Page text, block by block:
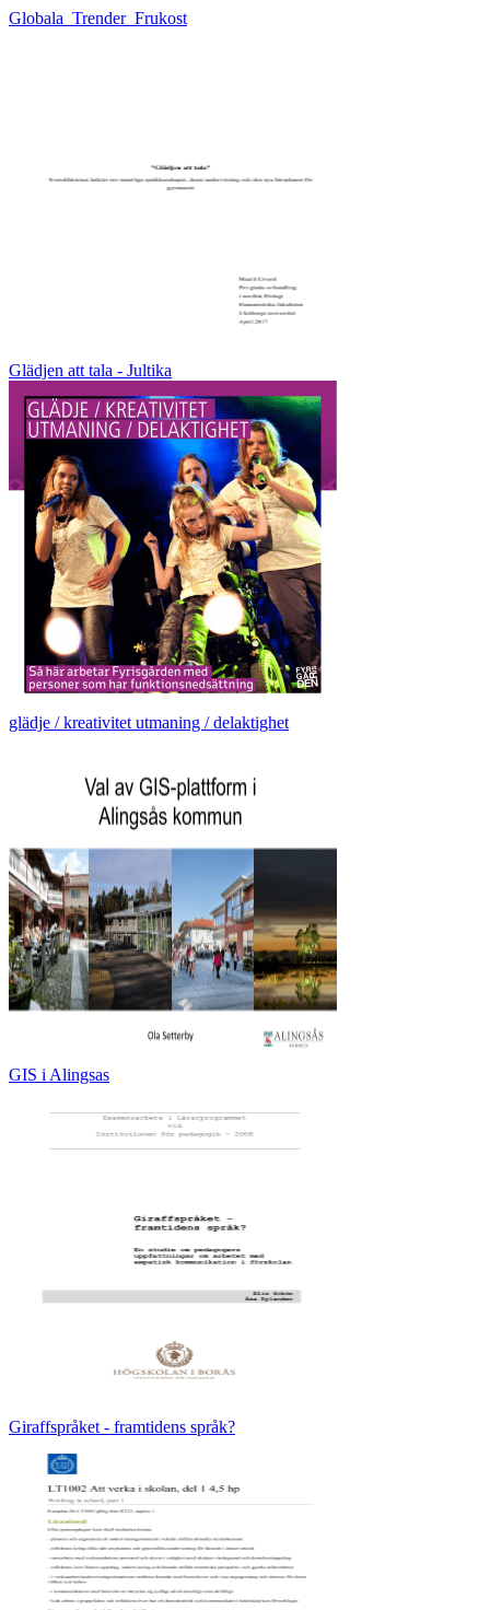
Globala_Trender_Frukost
Glädjen att tala - Jultika
glädje / kreativitet utmaning / delaktighet
GIS i Alingsas
Giraffspråket - framtidens språk?